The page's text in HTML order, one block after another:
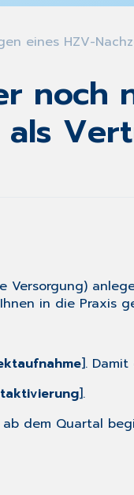
eines HZV-
noch
Versorgung)
in die Praxis
].
].
dem Quartal